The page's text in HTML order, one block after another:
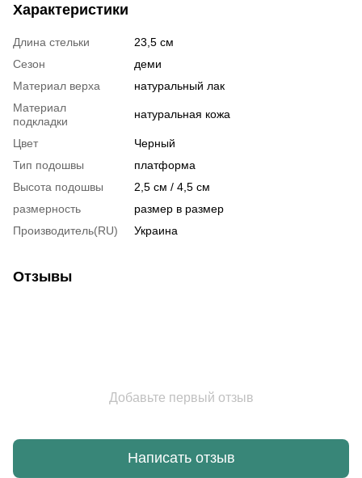
Характеристики
Длина стельки
23,5 см
Сезон
деми
Материал верха
натуральный лак
Материал
подкладки
натуральная кожа
Цвет
Черный
Тип подошвы
платформа
Высота подошвы
2,5 см / 4,5 см
размерность
размер в размер
Производитель(RU)
Украина
Отзывы
Добавьте первый отзыв
Написать отзыв